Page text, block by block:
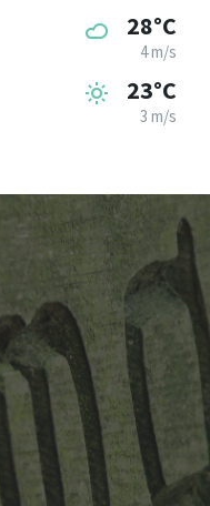
28°C
4 m/s
23°C
3 m/s